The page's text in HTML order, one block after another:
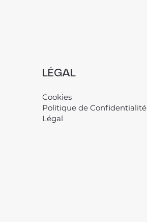
LÉGAL
Cookies
Politique de Confidentialité
Légal